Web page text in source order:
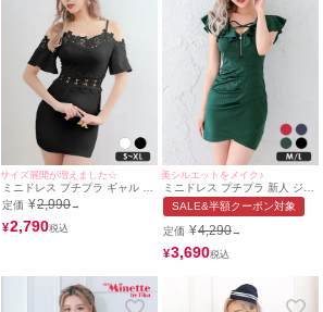
サイズ展開が増えました☆
ミニドレス プチプラ ギャル タ
イト セクシー オフショル 半袖
低身長 肩あき ブラック キャバ
ドレス (せいせい着用/S~XLサ
イズ対応) | myMinette/マイミ
定価 ¥2,990→
¥2,790
美シルエットをメイク♪
ミニドレス プチプラ 新人 ジッ
プ セクシー 半袖 低身長 谷間
緑 クロス キャバドレス (せい
せい着用/M~Lサイズ対応) |
myMinette/マイミネット
SALE&半額クーポン対象
定価 ¥4,290→
¥3,690